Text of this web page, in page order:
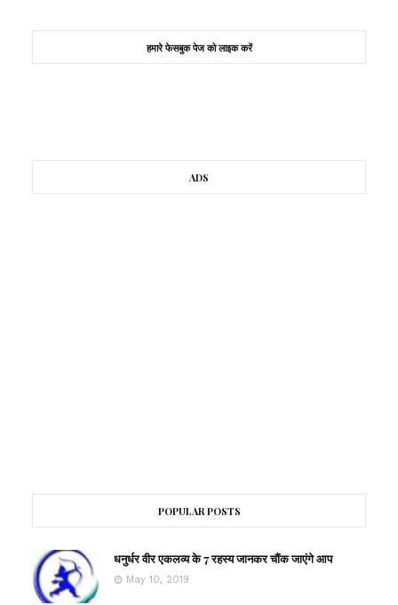
हमारे फेसबुक पेज को लाइक करें
ADS
POPULAR POSTS
धनुर्धर वीर एकलव्य के 7 रहस्य जानकर चौंक जाएंगे आप
May 10, 2019